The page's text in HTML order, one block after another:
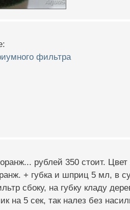
фильтра
рублей 350 стоит.
+ губка и шприц 5 мл, в
сбоку, на губку кладу
на 5 сек, так налез без